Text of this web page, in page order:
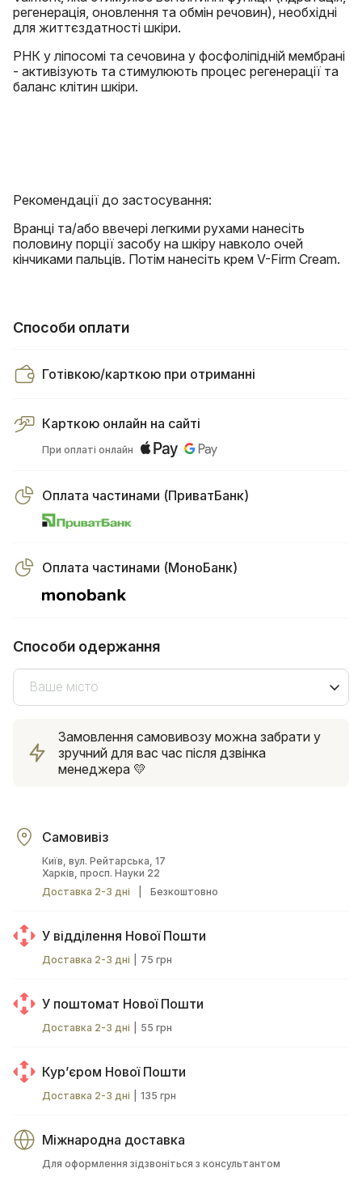
регенерація, оновлення та обмін речовин), необхідні
для життєздатності шкіри.
РНК у ліпосомі та сечовина у фосфоліпідній мембрані
- активізують та стимулюють процес регенерації та
баланс клітин шкіри.
Рекомендації до застосування:
Вранці та/або ввечері легкими рухами нанесіть
половину порції засобу на шкіру навколо очей
кінчиками пальців. Потім нанесіть крем V-Firm Cream.
Способи оплати
Готівкою/карткою при отриманні
Карткою онлайн на сайті
При оплаті онлайн
Оплата частинами (ПриватБанк)
Оплата частинами (МоноБанк)
Способи одержання
Ваше місто
Замовлення самовивозу можна забрати у
зручний для вас час після дзвінка
менеджера 💛
Самовивіз
Київ, вул. Рейтарська, 17
Харків, просп. Науки 22
Доставка 2-3 дні
Безкоштовно
У відділення Нової Пошти
Доставка 2-3 дні 75 грн
У поштомат Нової Пошти
Доставка 2-3 дні 55 грн
Курʼєром Нової Пошти
Доставка 2-3 дні 135 грн
Міжнародна доставка
Для оформлення зідзвоніться з консультантом